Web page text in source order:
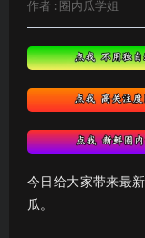
作者 : 圈内瓜学姐
今日给大家带来最
瓜。